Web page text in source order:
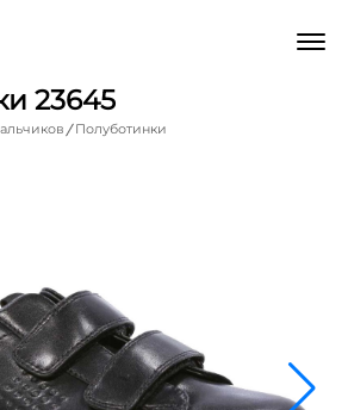
23645
Полуботинки